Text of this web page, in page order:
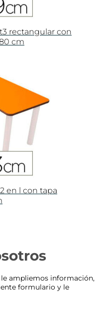
rectangular con
cm
en l con tapa
le ampliemos información,
formulario y le